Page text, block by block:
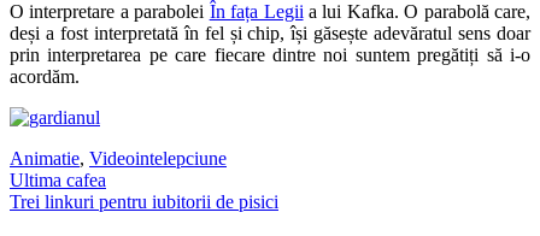
O interpretare a parabolei În fața Legii a lui Kafka. O parabolă care,
deși a fost interpretată în fel și chip, își găsește adevăratul sens doar
prin interpretarea pe care fiecare dintre noi suntem pregătiți să i-o
acordăm.
Animatie, Videointelepciune
Post
navigation
Ultima cafea
Trei linkuri pentru iubitorii de pisici